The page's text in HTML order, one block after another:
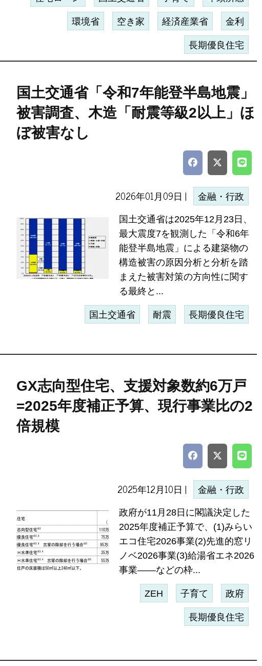
環境省 空き家 経済産業省 金利
長期優良住宅
国土交通省「令和7年能登半島地震」
被害調査、木造「耐震等級2以上」ほ
ぼ被害なし
2026年01月09日 | 金融・行政
国土交通省は2025年12月23日、
最大震度7を観測した「令和6年
能登半島地震」による建築物の
構造被害の原因分析と分析を踏
まえた被害対策の方向性に関す
る最終と...
国土交通省 耐震 長期優良住宅
GX志向型住宅、支援対象数約6万戸
=2025年度補正予算、現行事業比の2
倍規模
2025年12月10日 | 金融・行政
政府が11月28日に閣議決定した
2025年度補正予算で、(1)みらい
エコ住宅2026事業(2)先進的窓リ
ノベ2026事業(3)給湯省エネ2026
事業――などの枠...
ZEH 子育て 政府
長期優良住宅